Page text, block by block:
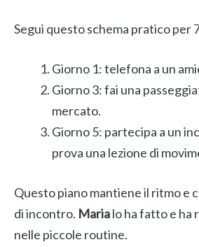
Segui questo schema pratico per
Giorno 1: telefona a un
Giorno 3: fai una
mercato.
Giorno 5: partecipa a un
prova una lezione di
Questo piano mantiene il ritmo e
di incontro. Marialo ha fatto e ha
nelle piccole routine.